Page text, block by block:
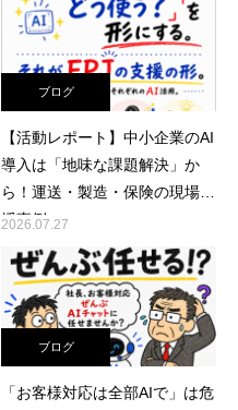
ブログ
【活動レポート】中小企業のAI
導入は「地味な課題解決」か
ら！運送・製造・保険の現場支
援事例
2026.07.27
ブログ
「お客様対応は全部AIで」は危